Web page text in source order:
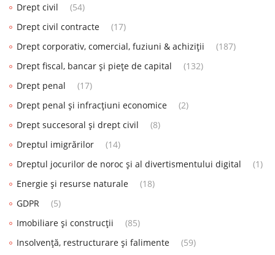
Drept civil
(54)
Drept civil contracte
(17)
Drept corporativ, comercial, fuziuni & achiziții
(187)
Drept fiscal, bancar și piețe de capital
(132)
Drept penal
(17)
Drept penal și infracțiuni economice
(2)
Drept succesoral și drept civil
(8)
Dreptul imigrărilor
(14)
Dreptul jocurilor de noroc și al divertismentului digital
(1)
Energie și resurse naturale
(18)
GDPR
(5)
Imobiliare și construcții
(85)
Insolvență, restructurare și falimente
(59)